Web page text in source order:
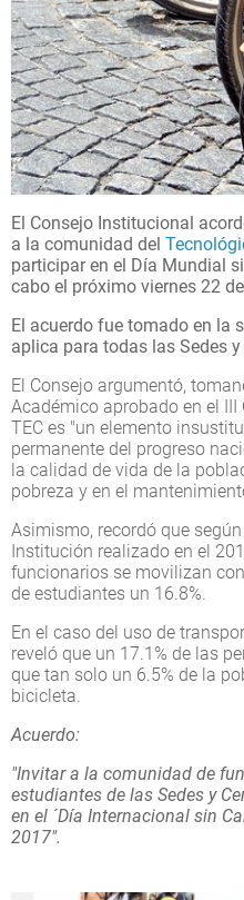
El Consejo Institucional
a la comunidad del
participar en el Día Mundial
cabo el próximo viernes 22
El acuerdo fue tomado en la
aplica para todas las Sedes
El Consejo argumentó,
Académico aprobado en el
TEC es "un elemento
permanente del progreso
la calidad de vida de la
pobreza y en el
Asimismo, recordó que
Institución realizado en el
funcionarios se movilizan
de estudiantes un 16.8%.
En el caso del uso de
reveló que un 17.1% de las
que tan solo un 6.5% de la
bicicleta.
Acuerdo:
"Invitar a la comunidad de
estudiantes de las Sedes y
en el ´Día Internacional sin
2017".